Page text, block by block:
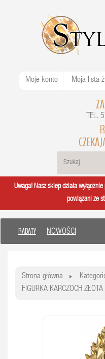
Moje konto Moja lista
TEL.
Uwaga! Nasz sklep działa
powiązani ze
RABATY NOWOŚCI
Strona główna
FIGURKA KARCZOCH